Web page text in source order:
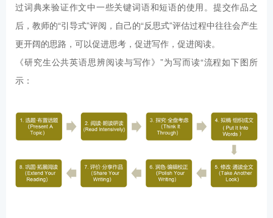
过词典来验证作文中一些关键词语和短语的使用。提交作品之
后，教师的“引导式”评阅，自己的“反思式”评估过程中往往会产生
更开阔的思路，可以促进思考，促进写作，促进阅读。
《研究生公共英语思辨阅读与写作》”为写而读“流程如下图所
示：